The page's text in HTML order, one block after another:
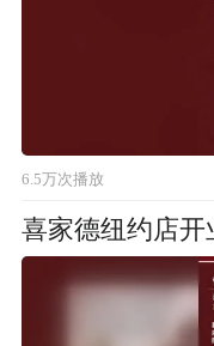
6.5万次播放
喜家德纽约店开